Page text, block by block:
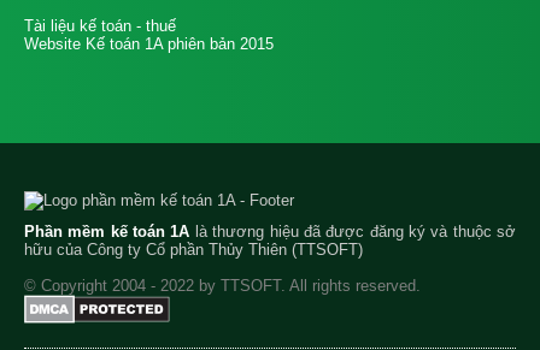
Tài liệu kế toán - thuế
Website Kế toán 1A phiên bản 2015
Phần mềm kế toán 1A là thương hiệu đã được đăng ký và thuộc sở
hữu của Công ty Cổ phần Thủy Thiên (TTSOFT)
© Copyright 2004 - 2022 by TTSOFT. All rights reserved.